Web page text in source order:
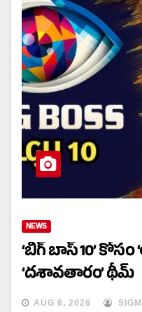
NEWS
‘బిగ్ బాస్ 10’ కోసం
‘దశావతారం’ థీమ్
AUG 6, 2026